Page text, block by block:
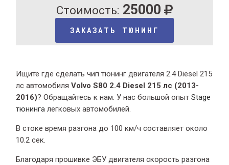
Стоимость: 25000
ЗАКАЗАТЬ ТЮНИНГ
Ищите где сделать чип тюнинг двигателя 2.4 Diesel 215
лс автомобиляVolvo S80 2.4 Diesel 215 лс (2013-
2016)? Обращайтесь к нам. У нас большой опытStage
тюнинга легковых автомобилей.
В стоке время разгонадо 100 км/ч составляет около
10.2 сек.
Благодаря прошивке ЭБУ двигателя скорость разгона